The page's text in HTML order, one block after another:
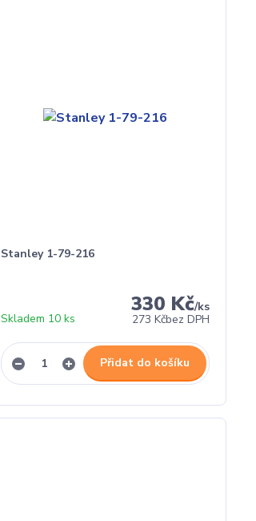
Stanley 1-79-216
330 Kč/ks
273 Kčbez DPH
Skladem 10 ks
Přidat do košíku